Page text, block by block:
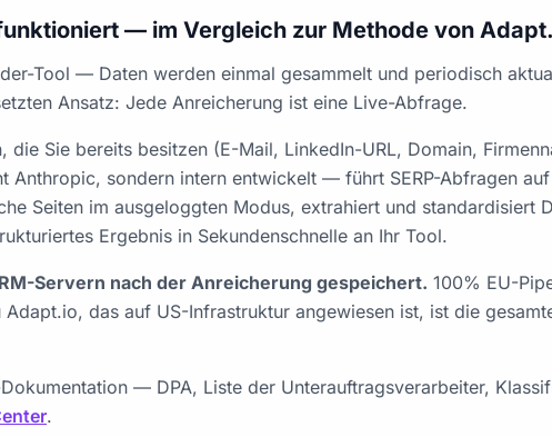
— im Vergleich zur Methode von
Tool — Daten werden einmal gesammelt und periodisch
Ansatz: Jede Anreicherung ist eine Live-Abfrage.
die Sie bereits besitzen (E-Mail, LinkedIn-URL, Domain,
Anthropic, sondern intern entwickelt — führt SERP-Abfragen
Seiten im ausgeloggten Modus, extrahiert und standardisiert
Ergebnis in Sekundenschnelle an Ihr Tool.
Servern nach der Anreicherung gespeichert. 100% EU-
das auf US-Infrastruktur angewiesen ist, ist die
— DPA, Liste der Unterauftragsverarbeiter,
.